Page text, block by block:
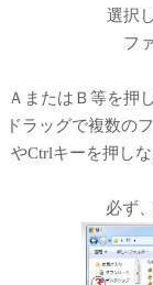
選択
フ
ＡまたはＢ等を押
ドラッグで複数の
やCtrlキーを押し
必ず